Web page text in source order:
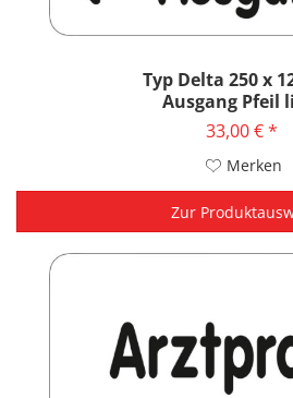
Typ Delta 250 x
Ausgang Pfeil
33,00 € *
Merken
Zur